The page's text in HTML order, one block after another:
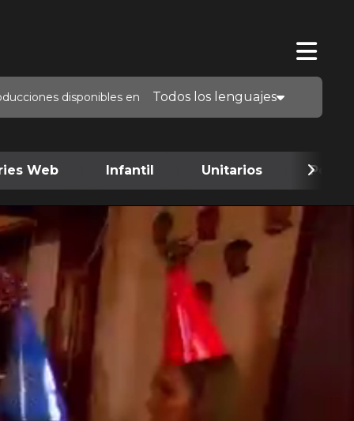
disponibles en Todos los lenguajes
Web Infantil Unitarios